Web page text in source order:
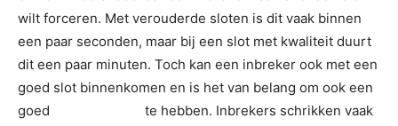
wilt forceren. Met verouderde sloten is dit vaak binnen
een paar seconden, maar bij een slot met kwaliteit duurt
dit een paar minuten. Toch kan een inbreker ook met een
goed slot binnenkomen en is het van belang om ook een
goed
te hebben. Inbrekers schrikken vaak